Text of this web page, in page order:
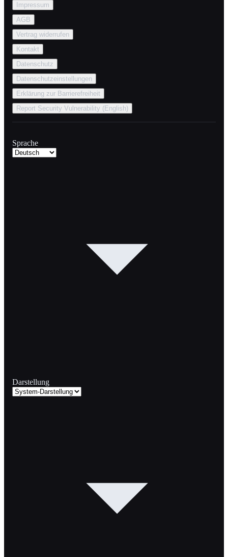
Impressum
AGB
Vertrag widerrufen
Kontakt
Datenschutz
Datenschutzeinstellungen
Erklärung zur Barrierefreiheit
Report Security Vulnerability (English)
Sprache
Darstellung